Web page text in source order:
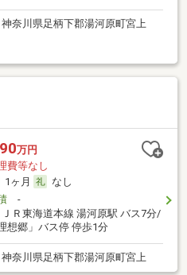
神奈川県足柄下郡湯河原町宮上
万円
費等なし
1ヶ月
なし
-
ＪＲ東海道本線 湯河原駅 バス7分/
想郷」バス停 停歩1分
神奈川県足柄下郡湯河原町宮上